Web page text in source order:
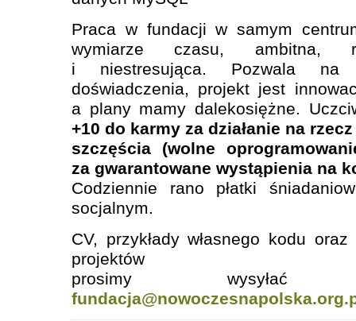
Praca w fundacji w samym
wymiarze czasu, ambitna,
i niestresująca. Pozwala na
doświadczenia, projekt jest
a plany mamy dalekosiężne.
+10 do karmy za działanie na
szczęścia (wolne
za gwarantowane wystąpienia na
Codziennie rano płatki
socjalnym.
CV, przykłady własnego kodu
projektów
prosimy